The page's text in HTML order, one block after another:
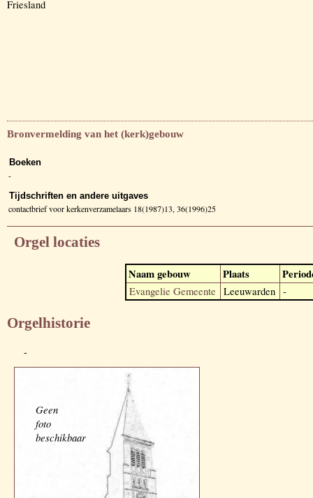
Friesland
Bronvermelding van het (kerk)gebouw
Boeken
-
Tijdschriften en andere uitgaves
contactbrief voor kerkenverzamelaars 18(1987)13, 36(1996)25
Orgel locaties
Naam gebouw Plaats
Evangelie Gemeente Leeuwarden -
Orgelhistorie
-
Geen
foto
beschikbaar